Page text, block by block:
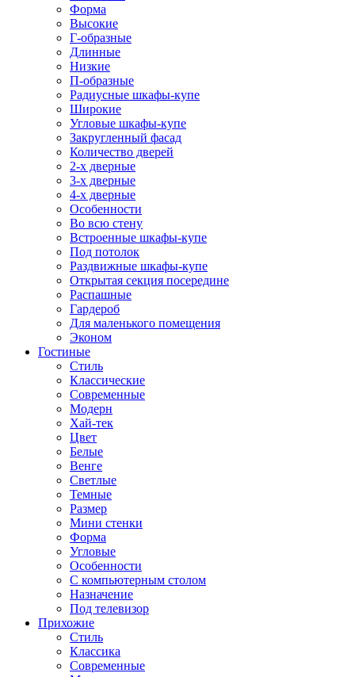
Форма
Высокие
Г-образные
Длинные
Низкие
П-образные
Радиусные шкафы-купе
Широкие
Угловые шкафы-купе
Закругленный фасад
Количество дверей
2-х дверные
3-х дверные
4-х дверные
Особенности
Во всю стену
Встроенные шкафы-купе
Под потолок
Раздвижные шкафы-купе
Открытая секция посередине
Распашные
Гардероб
Для маленького помещения
Эконом
Гостиные
Стиль
Классические
Современные
Модерн
Хай-тек
Цвет
Белые
Венге
Светлые
Темные
Размер
Мини стенки
Форма
Угловые
Особенности
С компьютерным столом
Назначение
Под телевизор
Прихожие
Стиль
Классика
Современные